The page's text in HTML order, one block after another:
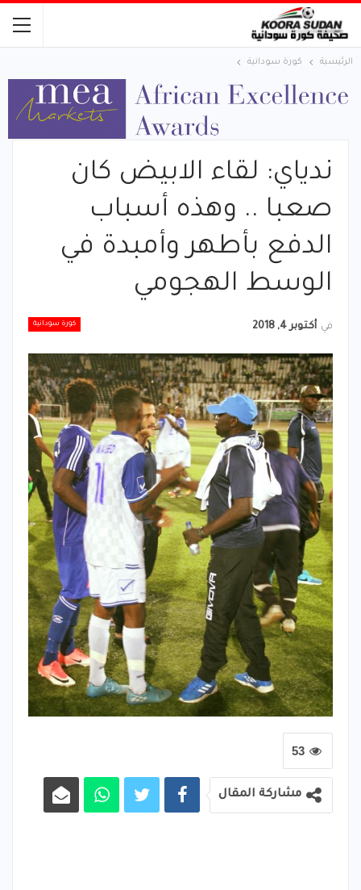
الرئيسية كورة سودانية
ندياي: لقاء الابيض كان
صعبا .. وهذه أسباب
الدفع بأطهر وأمبدة في
الوسط الهجومي
كورة سودانية في أكتوبر 4, 2018
53
مشاركة المقال